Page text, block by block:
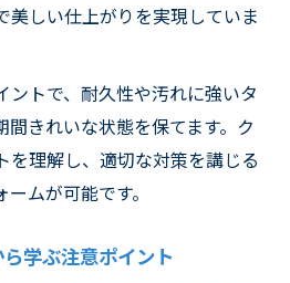
美しい仕上がりを実現していま
ントで、耐久性や汚れに強いタ
きれいな状態を保てます。ク
を理解し、適切な対策を講じる
ムが可能です。
学ぶ注意ポイント